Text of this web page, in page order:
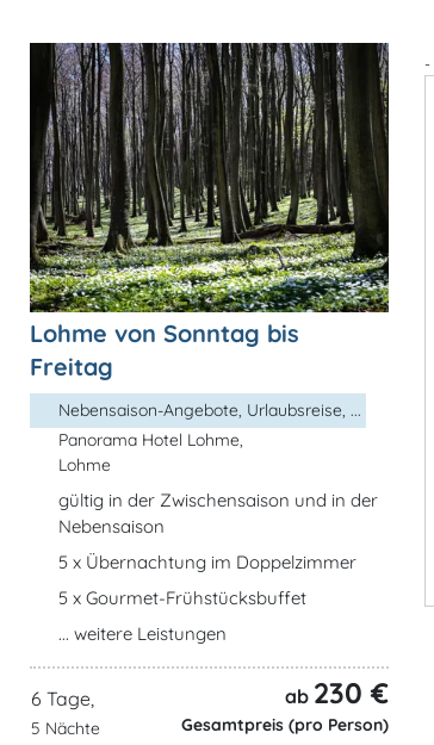
Lohme von Sonntag bis
Freitag
Nebensaison-Angebote, Urlaubsreise, ...
Panorama Hotel Lohme,
Lohme
gültig in der Zwischensaison und in der
Nebensaison
5 x Übernachtung im Doppelzimmer
5 x Gourmet-Frühstücksbuffet
... weitere Leistungen
6 Tage,
5 Nächte
ab 230 €
Gesamtpreis (pro Person)
-